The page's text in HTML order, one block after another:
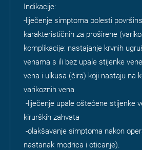
Indikacije:
-liječenje simptoma bolesti
karakterističnih za proširene
komplikacije: nastajanje krvnih
venama s ili bez upale stijenke
vena i ulkusa (čira) koji nastaju na
varikoznih vena
-liječenje upale oštećene stijenke
kirurških zahvata
-olakšavanje simptoma nakon
nastanak modrica i oticanje).